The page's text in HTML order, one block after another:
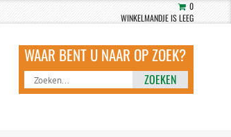
0
WINKELMANDJE IS LEEG
ZOEKEN